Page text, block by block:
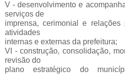
V - desenvolvimento e
serviços de
imprensa, cerimonial e
atividades
internas e externas da prefeitura;
VI - construção, consolidação,
revisão do
plano estratégico do